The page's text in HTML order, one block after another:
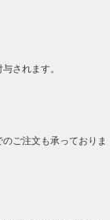
されます。
ご注文も承っておりま